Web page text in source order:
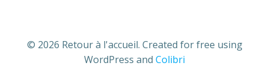
© 2026 Retour à l'accueil. Created for free using
WordPress and Colibri